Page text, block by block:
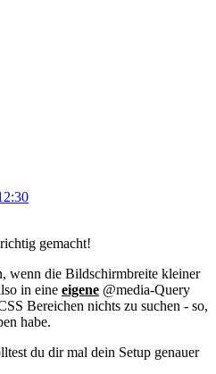
gemacht!
wenn die Bildschirmbreite kleiner
in eine eigene @media-Query
Bereichen nichts zu suchen - so,
habe.
du dir mal dein Setup genauer